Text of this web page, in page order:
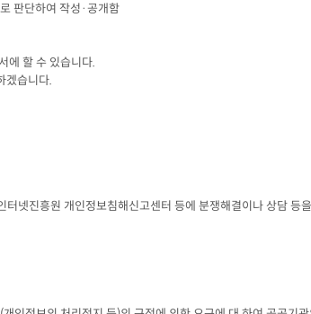
판단하여 작성·공개함
에 할 수 있습니다.
겠습니다.
넷진흥원 개인정보침해신고센터 등에 분쟁해결이나 상담 등